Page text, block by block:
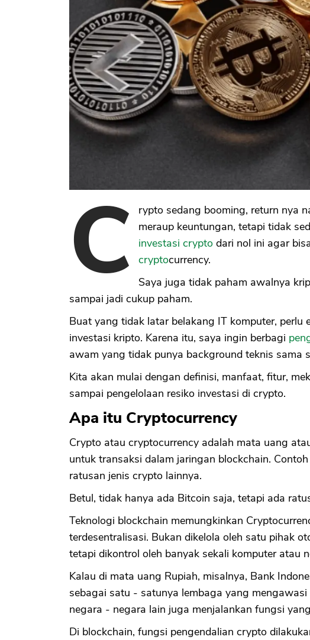
C
rypto sedang booming, return nya
meraup keuntungan, tetapi tidak
investasi crypto dari nol ini agar
cryptocurrency.
Saya juga tidak paham awalnya
sampai jadi cukup paham.
Buat yang tidak latar belakang IT komputer, perlu
investasi kripto. Karena itu, saya ingin berbagi
awam yang tidak punya background teknis sama
Kita akan mulai dengan definisi, manfaat, fitur,
sampai pengelolaan resiko investasi di crypto.
Apa itu Cryptocurrency
Crypto atau cryptocurrency adalah mata uang
untuk transaksi dalam jaringan blockchain.
ratusan jenis crypto lainnya.
Betul, tidak hanya ada Bitcoin saja, tetapi ada
Teknologi blockchain memungkinkan
terdesentralisasi. Bukan dikelola oleh satu pihak
tetapi dikontrol oleh banyak sekali komputer atau
Kalau di mata uang Rupiah, misalnya, Bank
sebagai satu - satunya lembaga yang
negara - negara lain juga menjalankan fungsi
Di blockchain, fungsi pengendalian crypto